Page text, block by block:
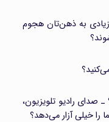
به ذهن‌تان هجوم
رادیو تلویزیون،
خیلی آزار می‌دهد؟